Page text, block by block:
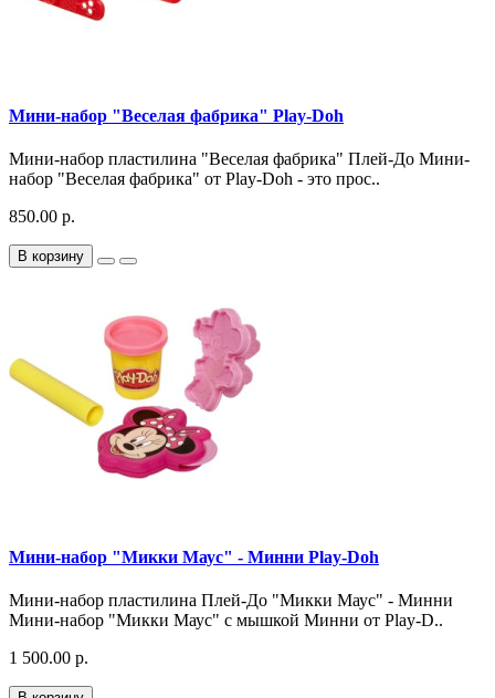
Мини-набор "Веселая фабрика" Play-Doh
Мини-набор пластилина "Веселая фабрика" Плей-До Мини-
набор "Веселая фабрика" от Play-Doh - это прос..
850.00 р.
В корзину
Мини-набор "Микки Маус" - Минни Play-Doh
Мини-набор пластилина Плей-До "Микки Маус" - Минни
Мини-набор "Микки Маус" с мышкой Минни от Play-D..
1 500.00 р.